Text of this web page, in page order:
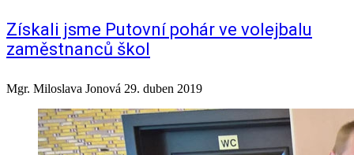
Získali jsme Putovní pohár ve volejbalu
zaměstnanců škol
Mgr. Miloslava Jonová 29. duben 2019